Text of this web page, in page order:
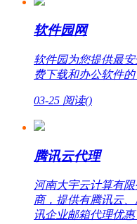
软件园网
软件园为您提供最
费下载和办公软件的
03-25 阅读()
腾讯云代理
河南大宇云计算有
商，提供有腾讯云
讯企业邮箱代理优